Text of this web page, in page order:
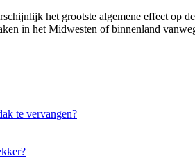
het grootste algemene effect op
in het Midwesten of binnenland
te vervangen?